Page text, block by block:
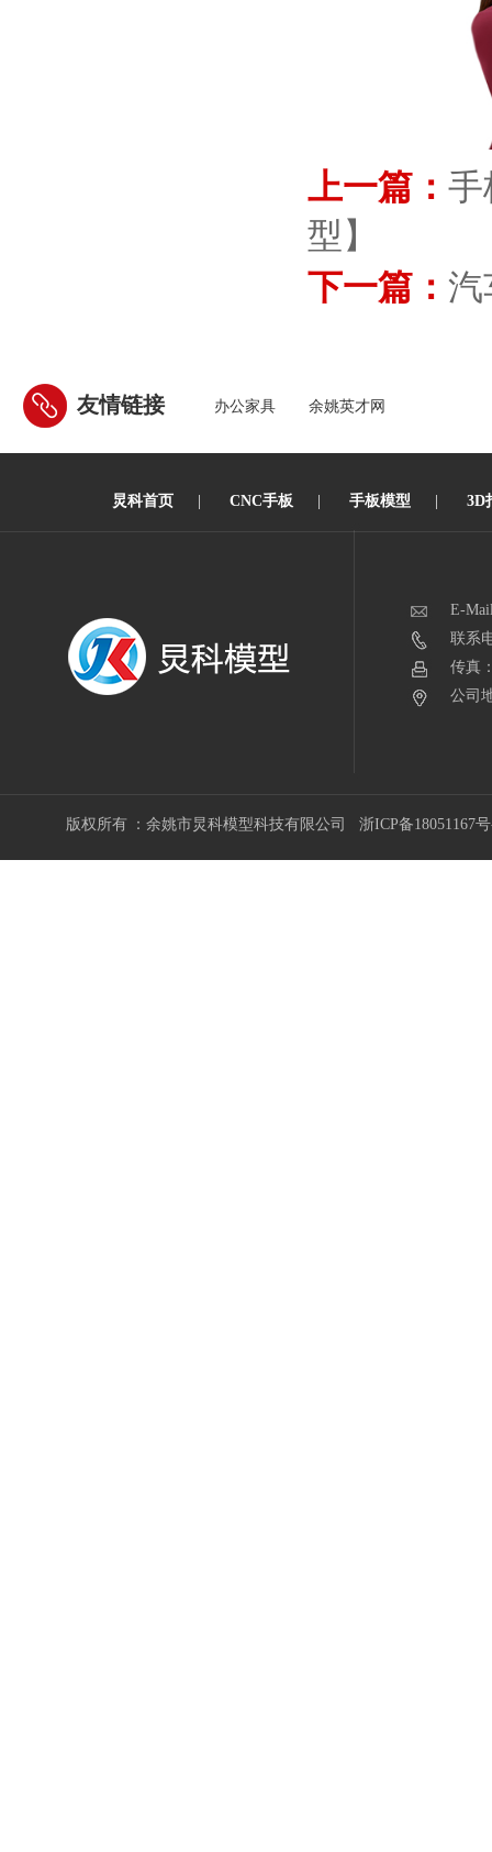
上一篇： 手
型】
下一篇： 汽
友情链接 办公家具 余姚英才网
炅科首页 CNC手板 手板模型 3D
E-
联系
传真
公司
版权所有 ：余姚市炅科模型科技有限公司 浙ICP备18051167